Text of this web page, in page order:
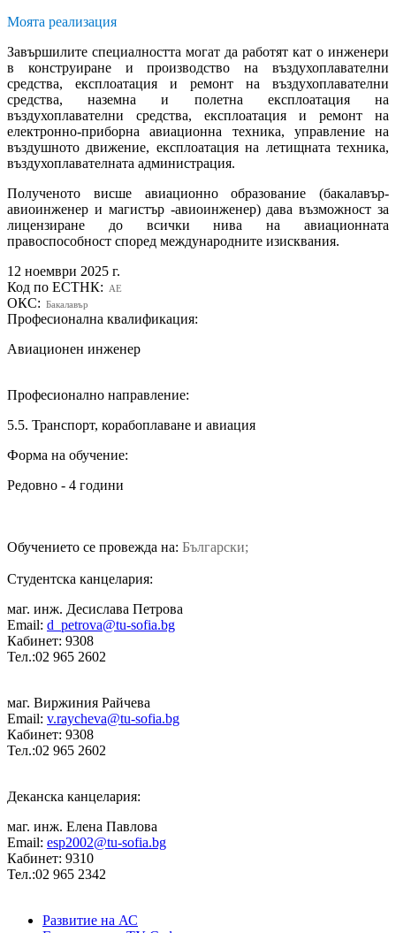
Моята реализация
Завършилите специалността могат да работят кат о инженери
в конструиране и производство на въздухоплавателни
средства, експлоатация и ремонт на въздухо­плавателни
средства, наземна и полетна експлоатация на
въздухоплавателни средства, експлоатация и ремонт на
електронно-приборна авиационна техника, управление на
въздушното движение, експлоатация на летищната техника,
въздухоплавателната администрация.
Полученото висше авиационно образование (бакалавър-
авиоинженер и магистър -авиоинженер) дава възможност за
лицензиране до всички нива на авиационната
правоспособност според международните изисквания.
12 ноември 2025 г.
Код по ЕСТНК:
AE
ОКС: Бакалавър
Професионална квалификация:
Авиационен инженер
Професионално направление:
5.5. Транспорт, корабоплаване и авиация
Форма на обучение:
Редовно - 4 години
Обучението се провежда на: Български;
Студентска канцелария:
маг. инж. Десислава Петрова
Email: d_petrova@tu-sofia.bg
Кабинет: 9308
Тел.:02 965 2602
маг. Виржиния Райчева
Email: v.raycheva@tu-sofia.bg
Кабинет: 9308
Тел.:02 965 2602
Деканска канцелария:
маг. инж. Елена Павлова
Email: esp2002@tu-sofia.bg
Кабинет: 9310
Тел.:02 965 2342
Развитие на АС